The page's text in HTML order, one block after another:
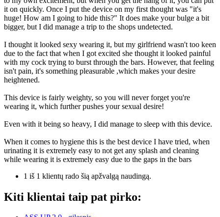
it on quickly. Once I put the device on my first thought was "it's
huge! How am I going to hide this?" It does make your bulge a bit
bigger, but I did manage a trip to the shops undetected.
I thought it looked sexy wearing it, but my girlfriend wasn't too keen
due to the fact that when I got excited she thought it looked painful
with my cock trying to burst through the bars. However, that feeling
isn't pain, it's something pleasurable ,which makes your desire
heightened.
This device is fairly weighty, so you will never forget you're
wearing it, which further pushes your sexual desire!
Even with it being so heavy, I did manage to sleep with this device.
When it comes to hygiene this is the best device I have tried, when
urinating it is extremely easy to not get any splash and cleaning
while wearing it is extremely easy due to the gaps in the bars
1 iš 1 klientų rado šią apžvalgą naudingą.
Kiti klientai taip pat pirko: